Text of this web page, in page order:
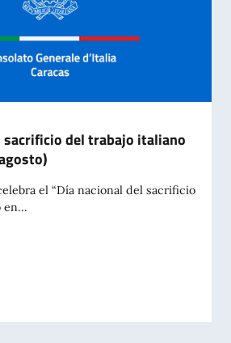
sacrificio del trabajo italiano
el “Día nacional del sacrificio
en...
sacrificio del trabajo italiano en el mundo (8